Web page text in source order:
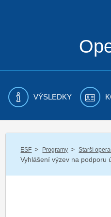
VÝSLEDKY
ESF / Programy / Starší
Vyhlášení výzev na podporu